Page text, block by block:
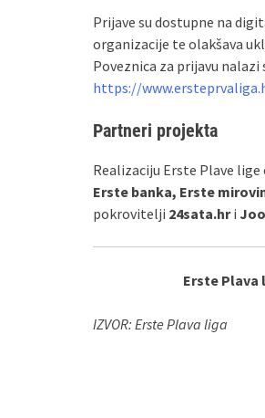
Prijave su dostupne na
organizacije te olakšava
Poveznica za prijavu nalazi
https://
Partneri projekta
Realizaciju Erste Plave
Erste banka, Erste
pokrovitelji 24sata.hri
Erste Plava
IZVOR: Erste Plava liga